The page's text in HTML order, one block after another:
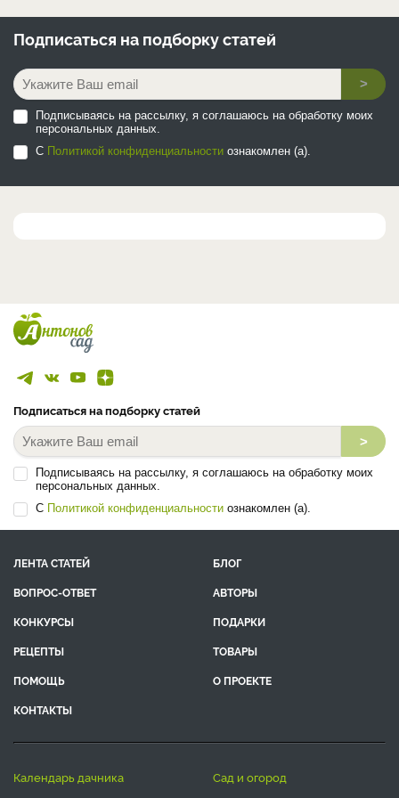
Подписаться на подборку статей
>
Подписываясь на рассылку, я соглашаюсь на обработку моих
персональных данных.
С Политикой конфиденциальности ознакомлен (а).
Подписаться на подборку статей
>
Подписываясь на рассылку, я соглашаюсь на обработку моих
персональных данных.
С Политикой конфиденциальности ознакомлен (а).
ЛЕНТА СТАТЕЙ
БЛОГ
ВОПРОС-ОТВЕТ
АВТОРЫ
КОНКУРСЫ
ПОДАРКИ
РЕЦЕПТЫ
ТОВАРЫ
ПОМОЩЬ
О ПРОЕКТЕ
КОНТАКТЫ
календарь дачника сад и огород